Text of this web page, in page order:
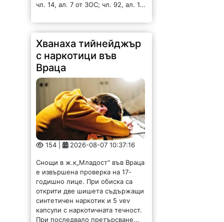
чл. 14, ал. 7 от ЗОС; чл. 92, ал. 1...
Хванаха тийнейджър
с наркотици във
Враца
154 | 2026-08-07 10:37:16
Снощи в ж.к„Младост“ във Враца
е извършена проверка на 17-
годишно лице. При обиска са
открити две шишета съдържащи
синтетичен наркотик и 5 vev
капсули с наркотичната течност.
При последвало претърсване...